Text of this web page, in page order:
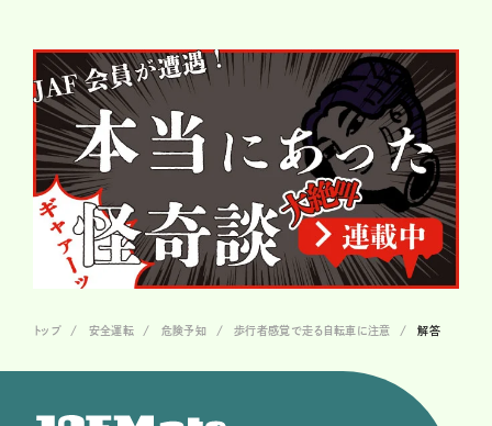
トップ 安全運転 危険予知 歩行者感覚で走る自転車に注意 解答